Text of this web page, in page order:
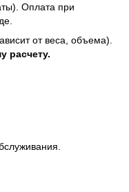
Оплата при
от веса, объема).
расчету.